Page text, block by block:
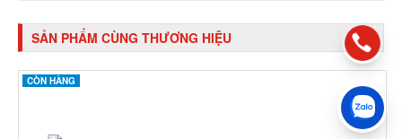
SẢN PHẨM CÙNG THƯƠNG HIỆU
CÒN HÀNG